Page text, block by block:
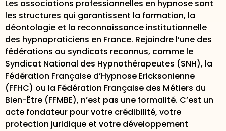
Les associations professionnelles en hypnose sont
les structures qui garantissent la formation, la
déontologie et la reconnaissance institutionnelle
des hypnopraticiens en France. Rejoindre l’une des
fédérations ou syndicats reconnus, comme le
Syndicat National des Hypnothérapeutes (SNH), la
Fédération Française d’Hypnose Ericksonienne
(FFHC) ou la Fédération Française des Métiers du
Bien-Être (FFMBE), n’est pas une formalité. C’est un
acte fondateur pour votre crédibilité, votre
protection juridique et votre développement